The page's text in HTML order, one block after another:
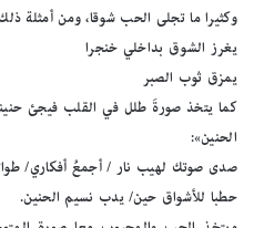
وكثيرا ما تجلى الحب شوقا، ومن أمثلة
يغرز الشوق بداخلي خنجرا
يمزق ثوب الصبر
كما يتخذ صورةَ طلل في القلب فيجئ
الحنين»:
صدى صوتك لهيب نار / أجمعُ أفكاري/
حطبا للأشواق حين/ يدب نسيم الحنين.